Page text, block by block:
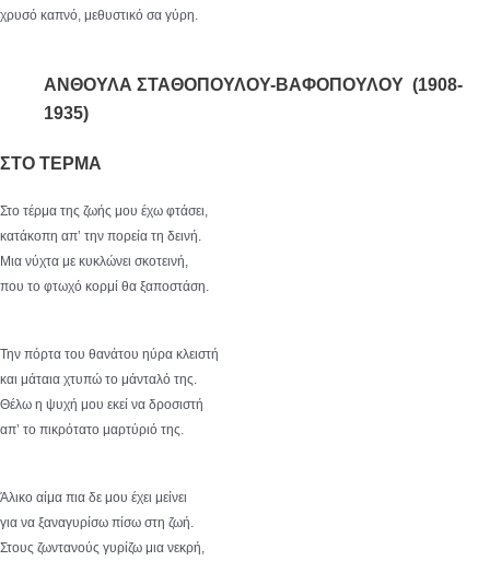
χρυσό καπνό, μεθυστικό σα γύρη.
ΑΝΘΟΥΛΑ ΣΤΑΘΟΠΟΥΛΟΥ-ΒΑΦΟΠΟΥΛΟΥ (1908-
1935)
ΣΤΟ ΤΕΡΜΑ
Στο τέρμα της ζωής μου έχω φτάσει,
κατάκοπη απ’ την πορεία τη δεινή.
Μια νύχτα με κυκλώνει σκοτεινή,
που το φτωχό κορμί θα ξαποστάση.
Την πόρτα του θανάτου ηύρα κλειστή
και μάταια χτυπώ το μάνταλό της.
Θέλω η ψυχή μου εκεί να δροσιστή
απ’ το πικρότατο μαρτύριό της.
Άλικο αίμα πια δε μου έχει μείνει
για να ξαναγυρίσω πίσω στη ζωή.
Στους ζωντανούς γυρίζω μια νεκρή,